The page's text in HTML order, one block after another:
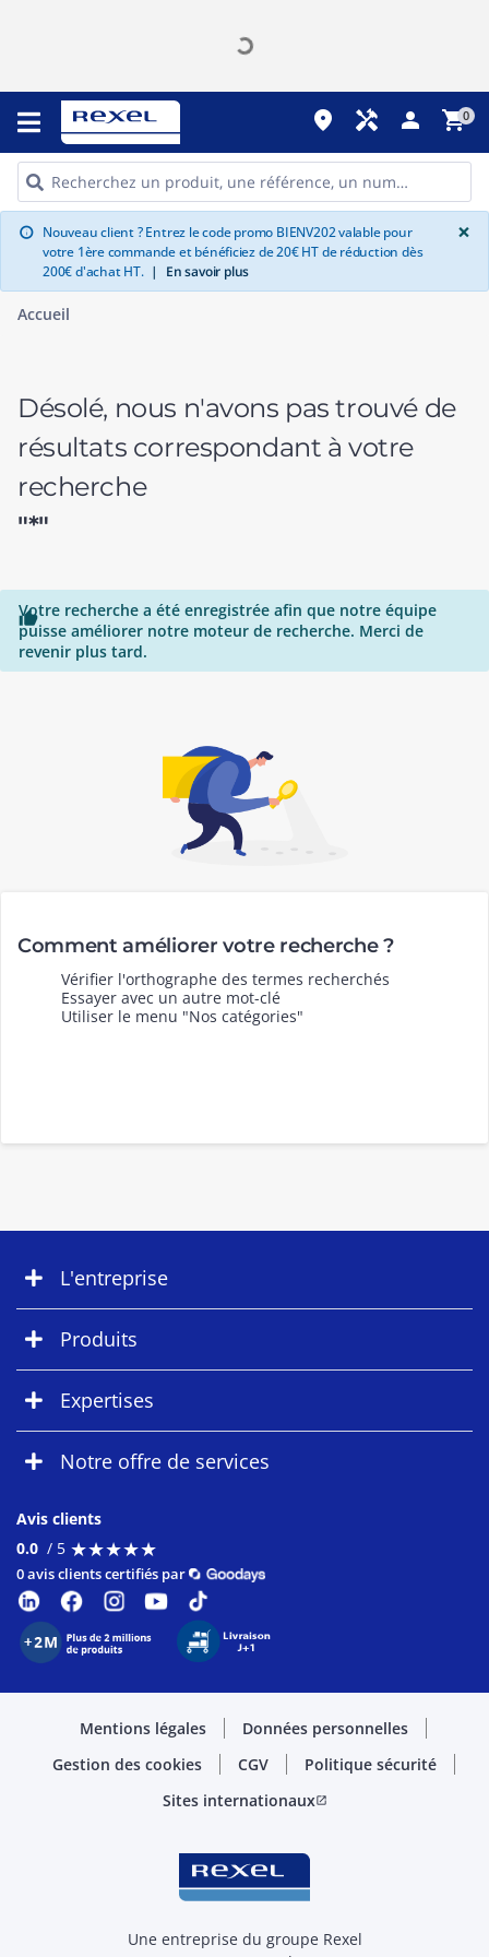
place handyman person shopping_cart0
info Nouveau client ? Entrez le code promo BIENV202 valable pour
votre 1ère commande et bénéficiez de 20€ HT de réduction dès
200€ d'achat HT. | En savoir plus
×
Accueil
Désolé, nous n'avons pas trouvé de
résultats correspondant à votre
recherche
"*"

Votre recherche a été enregistrée afin que notre équipe
puisse améliorer notre moteur de recherche. Merci de
revenir plus tard.
Comment améliorer votre recherche ?
Vérifier l'orthographe des termes recherchés
Essayer avec un autre mot-clé
Utiliser le menu "Nos catégories"
L'entreprise
Produits
Expertises
Notre offre de services
Avis clients
0.0 / 5 ★★★★★
★★★★★
0 avis clients certifiés par
Mentions légales
Données personnelles
Gestion des cookies
CGV
Politique sécurité
Sites internationauxopen_in_new
Une entreprise du groupe Rexel